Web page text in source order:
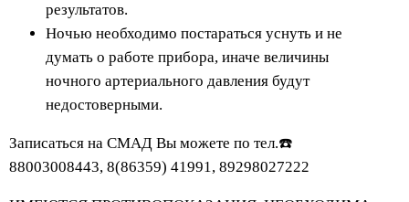
результатов.
Ночью необходимо постараться уснуть и не
думать о работе прибора, иначе величины
ночного артериального давления будут
недостоверными.
Записаться на СМАД Вы можете по тел.☎️
88003008443, 8(86359) 41991, 89298027222